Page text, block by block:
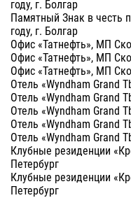
году, г. Болгар
Памятный Знак в честь
году, г. Болгар
Офис «Татнефть», МП
Офис «Татнефть», МП
Офис «Татнефть», МП
Отель «Wyndham Grand
Отель «Wyndham Grand
Отель «Wyndham Grand
Отель «Wyndham Grand
Отель «Wyndham Grand
Клубные резиденции
Петербург
Клубные резиденции
Петербург